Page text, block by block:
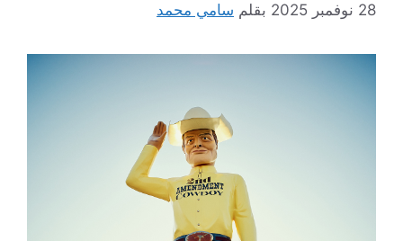
28 نوفمبر 2025 بقلم سامي محمد